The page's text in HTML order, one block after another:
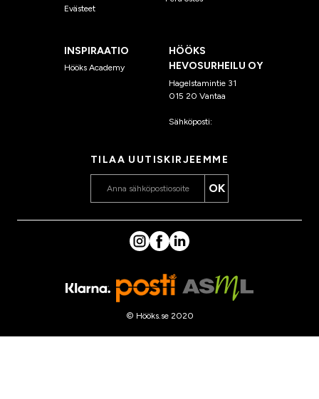
Evästeet
INSPIRAATIO
Hööks Academy
HÖÖKS
HEVOSURHEILU OY
Hagelstamintie 31
015 20 Vantaa
Sähköposti:
TILAA UUTISKIRJEEMME
OK
© Hööks.se 2020